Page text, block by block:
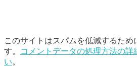
このサイトはスパムを低減するため
す。
コメントデータの処理方法の詳
い。